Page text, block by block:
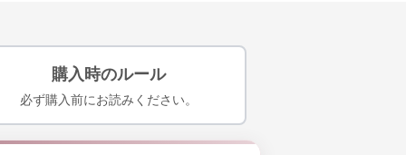
購入時のルール
必ず購入前にお読みください。